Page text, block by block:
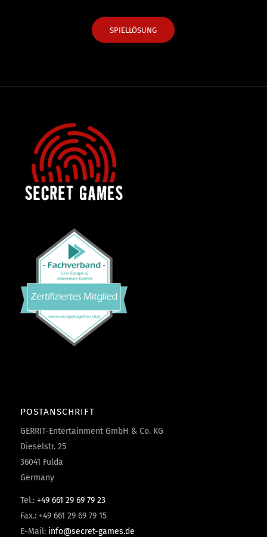
SPIELLÖSUNG
POSTANSCHRIFT
GERRIT-Entertainment GmbH & Co. KG
Dieselstr. 25
36041 Fulda
Germany
Tel.: +49 661 29 69 79 23
Fax.: +49 661 29 69 79 15
E-Mail: info@secret-games.de